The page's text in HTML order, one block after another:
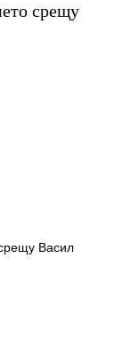
срещу
Васил